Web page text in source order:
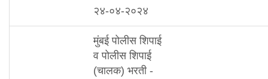
२४-०४-२०२४
मुंबई पोलीस शिपाई
व पोलीस शिपाई
(चालक) भरती -